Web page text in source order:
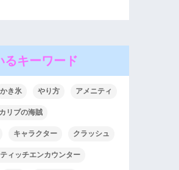
るキーワード
かき氷 やり方 アメニティ
カリブの海賊
キャラクター クラッシュ
ィッチエンカウンター